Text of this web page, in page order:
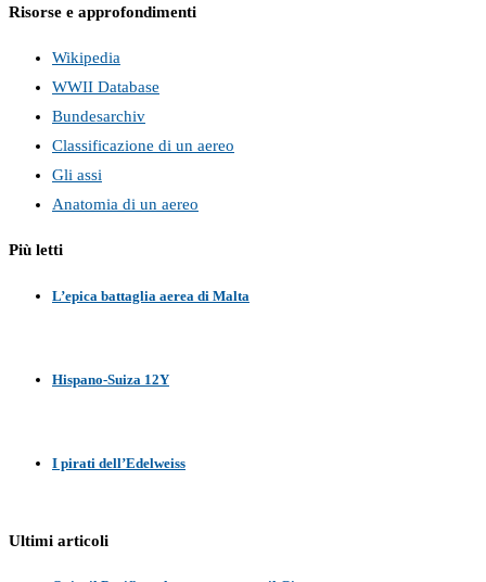
Risorse e approfondimenti
Wikipedia
WWII Database
Bundesarchiv
Classificazione di un aereo
Gli assi
Anatomia di un aereo
Più letti
L’epica battaglia aerea di Malta
Hispano-Suiza 12Y
I pirati dell’Edelweiss
Ultimi articoli